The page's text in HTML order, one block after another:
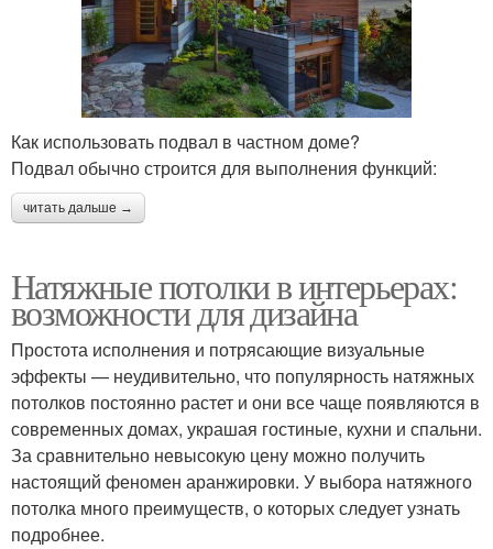
Как использовать подвал в частном доме?
Подвал обычно строится для выполнения функций:
читать дальше →
Натяжные потолки в интерьерах:
возможности для дизайна
Простота исполнения и потрясающие визуальные
эффекты — неудивительно, что популярность натяжных
потолков постоянно растет и они все чаще появляются в
современных домах, украшая гостиные, кухни и спальни.
За сравнительно невысокую цену можно получить
настоящий феномен аранжировки. У выбора натяжного
потолка много преимуществ, о которых следует узнать
подробнее.